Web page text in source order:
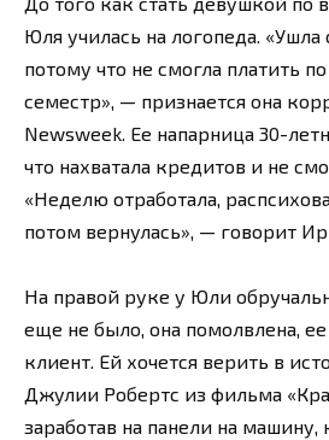
Юля училась на логопеда. «Ушла
потому что не смогла платить
семестр», — признается она
Newsweek. Ее напарница 30-
что нахватала кредитов и не
«Неделю отработала,
потом вернулась», — говорит
На правой руке у Юли
еще не было, она помолвлена,
клиент. Ей хочется верить в
Джулии Робертс из фильма
заработав на панели на